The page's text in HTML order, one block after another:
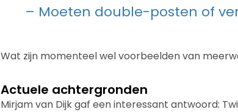
– Moeten double-posten of
Wat zijn momenteel wel voorbeelden van
Actuele achtergronden
Mirjam van Dijk gaf een interessant antwoord: